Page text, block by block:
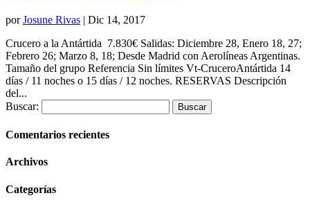
porJosune Rivas | Dic 14, 2017
Crucero a la Antártida 7.830€ Salidas: Diciembre 28, Enero 18, 27;
Febrero 26; Marzo 8, 18; Desde Madrid con Aerolíneas Argentinas.
Tamaño del grupo Referencia Sin límites Vt-CruceroAntártida 14
días / 11 noches o 15 días / 12 noches. RESERVAS Descripción
del...
Buscar:
Comentarios recientes
Archivos
Categorías